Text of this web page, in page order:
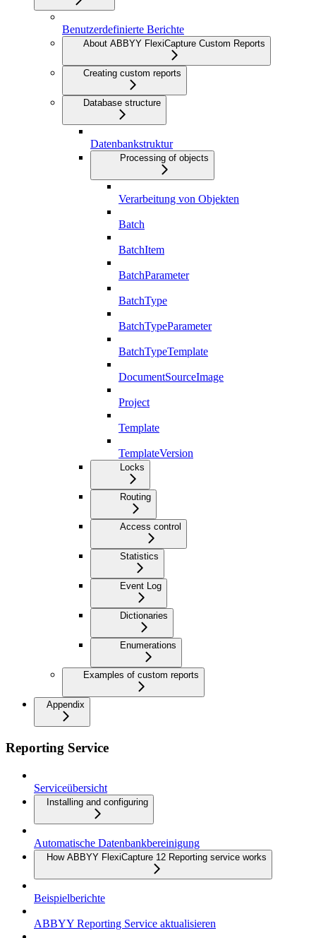
Benutzerdefinierte Berichte
About ABBYY FlexiCapture Custom Reports
Creating custom reports
Database structure
Datenbankstruktur
Processing of objects
Verarbeitung von Objekten
Batch
BatchItem
BatchParameter
BatchType
BatchTypeParameter
BatchTypeTemplate
DocumentSourceImage
Project
Template
TemplateVersion
Locks
Routing
Access control
Statistics
Event Log
Dictionaries
Enumerations
Examples of custom reports
Appendix
Reporting Service
Serviceübersicht
Installing and configuring
Automatische Datenbankbereinigung
How ABBYY FlexiCapture 12 Reporting service works
Beispielberichte
ABBYY Reporting Service aktualisieren